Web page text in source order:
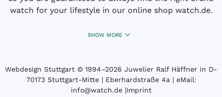
watch for your lifestyle in our online shop watch.de.
SHOW MORE
Webdesign Stuttgart © 1994­–2026 Juwelier Ralf Häffner in D-
70173 Stuttgart-Mitte | Eberhardstraße 4a | eMail:
info@watch.de|Imprint